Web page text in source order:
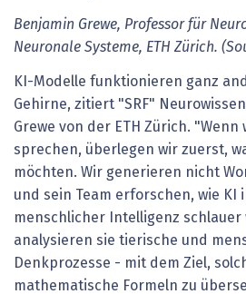
Benjamin Grewe, Professor für
Neuronale Systeme, ETH Zürich.
KI-Modelle funktionieren ganz
Gehirne, zitiert "SRF"
Grewe von der ETH Zürich. "Wenn
sprechen, überlegen wir zuerst,
möchten. Wir generieren nicht
und sein Team erforschen, wie KI
menschlicher Intelligenz schlauer
analysieren sie tierische und
Denkprozesse - mit dem Ziel,
mathematische Formeln zu